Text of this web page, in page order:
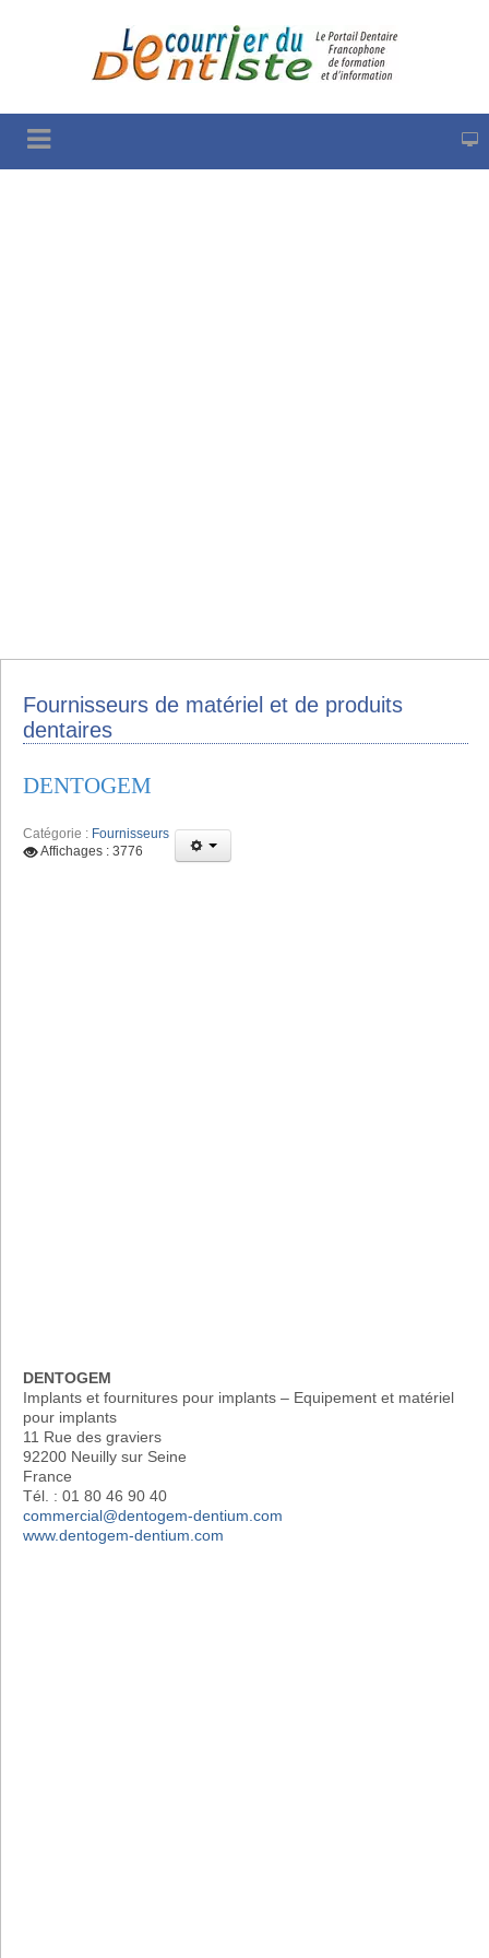
Fournisseurs de matériel et de produits
dentaires
DENTOGEM
Catégorie : Fournisseurs
Affichages : 3776
DENTOGEM
Implants et fournitures pour implants – Equipement et matériel
pour implants
11 Rue des graviers
92200 Neuilly sur Seine
France
Tél. : 01 80 46 90 40
commercial@dentogem-dentium.com
www.dentogem-dentium.com